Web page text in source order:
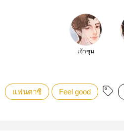
เจ้าขุน
แฟนตาซี Feel good